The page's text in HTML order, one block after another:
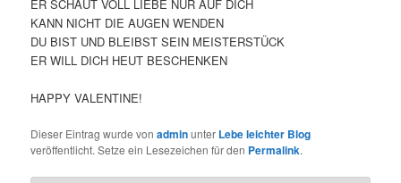
ER SCHAUT VOLL LIEBE NUR AUF DICH
KANN NICHT DIE AUGEN WENDEN
DU BIST UND BLEIBST SEIN MEISTERSTÜCK
ER WILL DICH HEUT BESCHENKEN
HAPPY VALENTINE!
Dieser Eintrag wurde vonadminunter Lebe leichter Blog
veröffentlicht. Setze ein Lesezeichen für den Permalink.